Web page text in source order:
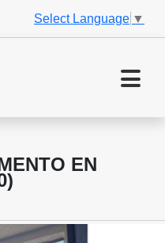
Select Language ▼
EN